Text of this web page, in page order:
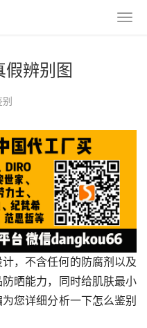
辨别图
别
，不含任何的防腐剂以及
晒能力，同时给肌肤最小
您详细分析一下怎么鉴别